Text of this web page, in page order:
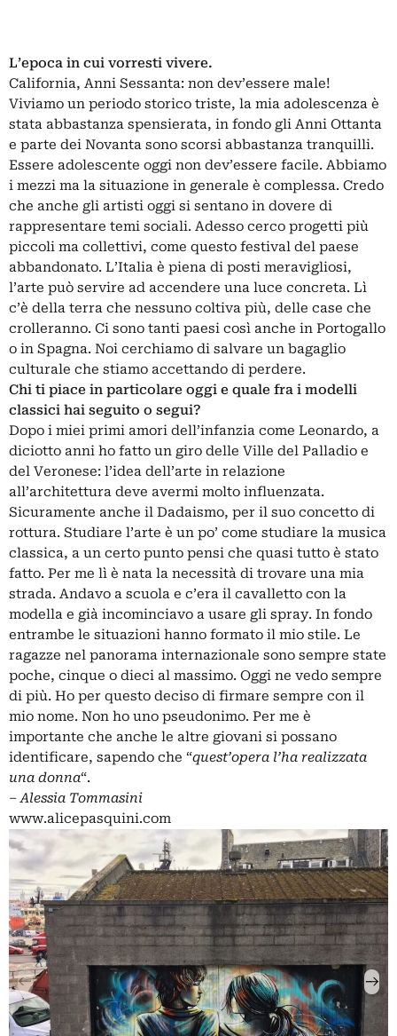
L’epoca in cui vorresti vivere.
California, Anni Sessanta: non dev’essere male!
Viviamo un periodo storico triste, la mia adolescenza è
stata abbastanza spensierata, in fondo gli Anni Ottanta
e parte dei Novanta sono scorsi abbastanza tranquilli.
Essere adolescente oggi non dev’essere facile. Abbiamo
i mezzi ma la situazione in generale è complessa. Credo
che anche gli artisti oggi si sentano in dovere di
rappresentare temi sociali. Adesso cerco progetti più
piccoli ma collettivi, come questo festival del paese
abbandonato. L’Italia è piena di posti meravigliosi,
l’arte può servire ad accendere una luce concreta. Lì
c’è della terra che nessuno coltiva più, delle case che
crolleranno. Ci sono tanti paesi così anche in Portogallo
o in Spagna. Noi cerchiamo di salvare un bagaglio
culturale che stiamo accettando di perdere.
Chi ti piace in particolare oggi e quale fra i modelli
classici hai seguito o segui?
Dopo i miei primi amori dell’infanzia come Leonardo, a
diciotto anni ho fatto un giro delle Ville del Palladio e
del Veronese: l’idea dell’arte in relazione
all’architettura deve avermi molto influenzata.
Sicuramente anche il Dadaismo, per il suo concetto di
rottura. Studiare l’arte è un po’ come studiare la musica
classica, a un certo punto pensi che quasi tutto è stato
fatto. Per me lì è nata la necessità di trovare una mia
strada. Andavo a scuola e c’era il cavalletto con la
modella e già incominciavo a usare gli spray. In fondo
entrambe le situazioni hanno formato il mio stile. Le
ragazze nel panorama internazionale sono sempre state
poche, cinque o dieci al massimo. Oggi ne vedo sempre
di più. Ho per questo deciso di firmare sempre con il
mio nome. Non ho uno pseudonimo. Per me è
importante che anche le altre giovani si possano
identificare, sapendo che “quest’opera l’ha realizzata
una donna“.
– Alessia Tommasini
www.alicepasquini.com